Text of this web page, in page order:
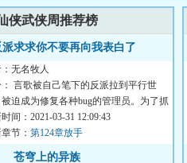
侠武侠周推荐榜
求求你不要再向我表白了
无名牧人
言歌被自己笔下的反派拉到平行世
迫成为修复各种bug的管理员。为了抓
，终结...
间：2021-03-31 12:09:43
节： 第124章放手
苍穹上的异族